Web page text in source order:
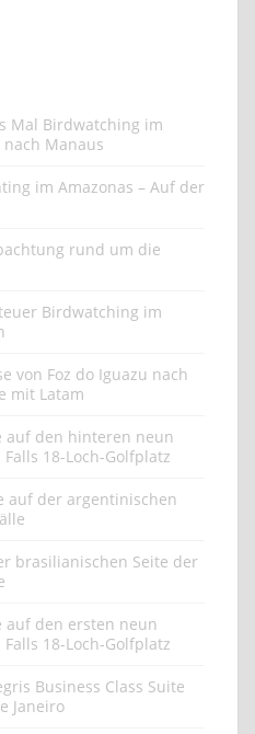
Mal Birdwatching im
Manaus
im Amazonas – Auf der
rund um die
Birdwatching im
von Foz do Iguazu nach
mit Latam
auf den hinteren neun
18-Loch-Golfplatz
auf der argentinischen
brasilianischen Seite der
auf den ersten neun
18-Loch-Golfplatz
Business Class Suite
Janeiro